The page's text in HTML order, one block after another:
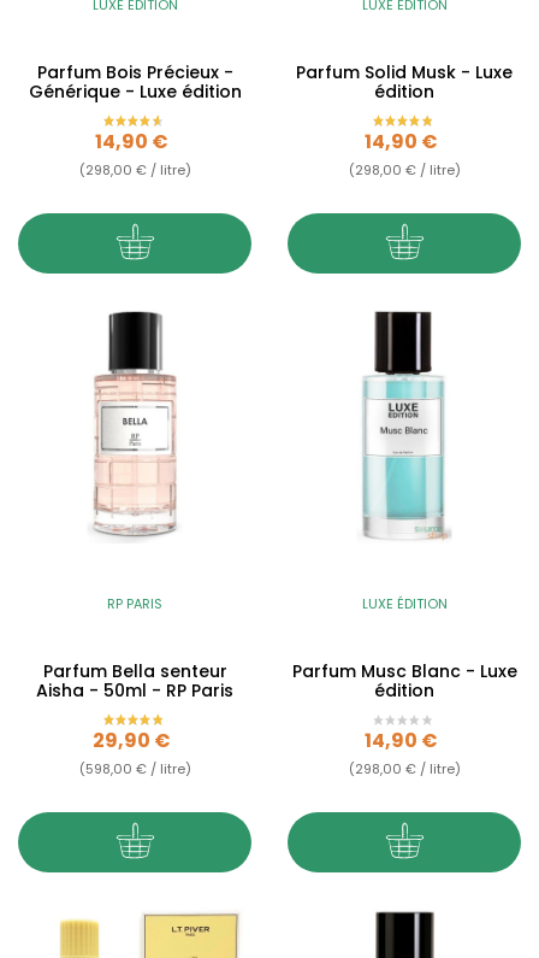
LUXE ÉDITION
Parfum Bois Précieux -
Générique - Luxe édition
Prix
14,90 €
(298,00 € / litre)
LUXE ÉDITION
Parfum Solid Musk - Luxe
édition
Prix
14,90 €
(298,00 € / litre)
RP PARIS
Parfum Bella senteur
Aisha - 50ml - RP Paris
Prix
29,90 €
(598,00 € / litre)
LUXE ÉDITION
Parfum Musc Blanc - Luxe
édition
Prix
14,90 €
(298,00 € / litre)